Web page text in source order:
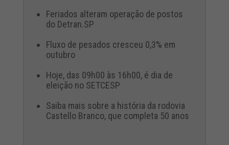
Feriados alteram operação de postos
do Detran.SP
Fluxo de pesados cresceu 0,3% em
outubro
Hoje, das 09h00 às 16h00, é dia de
eleição no SETCESP
Saiba mais sobre a história da rodovia
Castello Branco, que completa 50 anos